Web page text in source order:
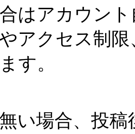
はアカウント
アクセス制限
す。
い場合、投稿